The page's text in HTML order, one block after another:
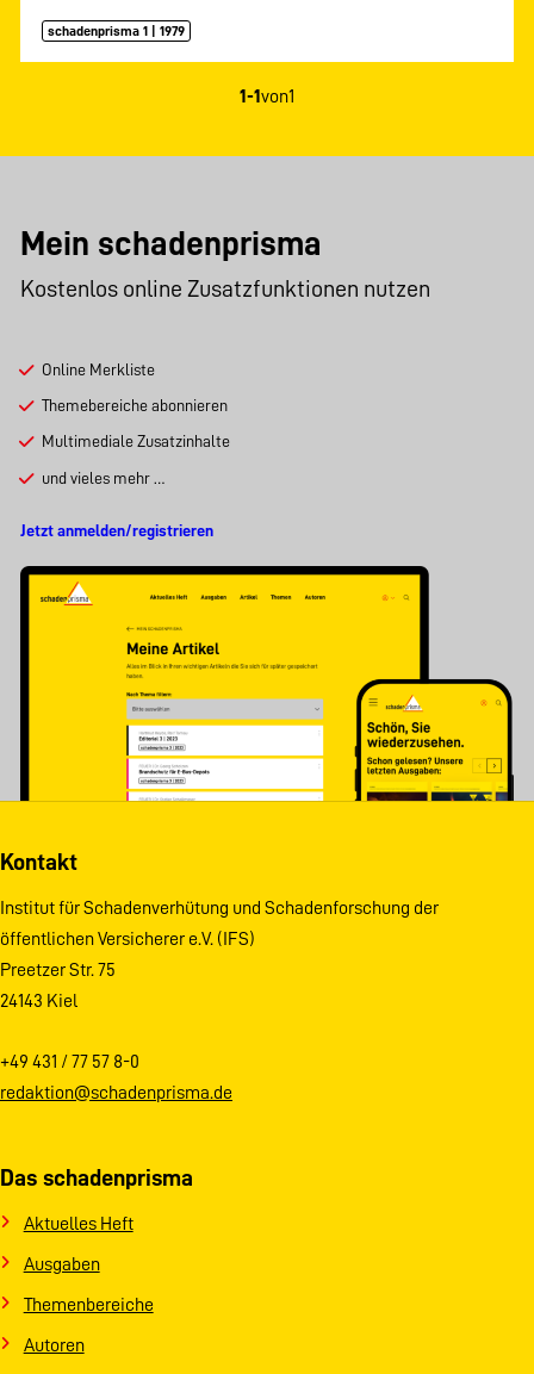
schadenprisma 1 | 1979
1-1von1
Mein schadenprisma
Kostenlos online Zusatzfunktionen nutzen
Online Merkliste
Themebereiche abonnieren
Multimediale Zusatzinhalte
und vieles mehr …
Jetzt anmelden/registrieren
Kontakt
Institut für Schadenverhütung und Schadenforschung der
öffentlichen Versicherer e.V. (IFS)
Preetzer Str. 75
24143 Kiel
+49 431 / 77 57 8-0
redaktion@schadenprisma.de
Das schadenprisma
Aktuelles Heft
Ausgaben
Themenbereiche
Autoren